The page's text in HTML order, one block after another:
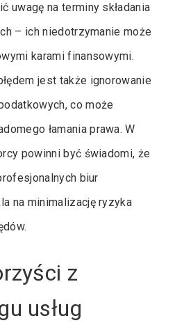
uwagę na terminy składania
– ich niedotrzymanie może
karami finansowymi.
jest także ignorowanie
co może
łamania prawa. W
powinni być świadomi, że
biur
na minimalizację ryzyka
z
usług